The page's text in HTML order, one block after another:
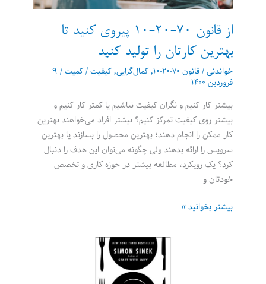
از قانون ۷۰-۲۰-۱۰ پیروی کنید تا
بهترین کارتان را تولید کنید
خواندنی/قانون ۷۰-۲۰-۱۰ ,کمال‌گرایی,کیفیت / کمیت/ ۹
فروردین ۱۴۰۰
بیشتر کار کنیم و نگران کیفیت نباشیم یا کمتر کار کنیم و
بیشتر روی کیفیت تمرکز کنیم؟ بیشتر افراد می‌خواهند بهترین
کار ممکن را انجام دهند؛ بهترین محصول را بسازند یا بهترین
سرویس را ارائه بدهند ولی چگونه می‌توان این هدف را دنبال
کرد؟ یک رویکرد، مطالعه بیشتر در حوزه کاری و تخصص
خودتان و
از
بیشتر بخوانید »